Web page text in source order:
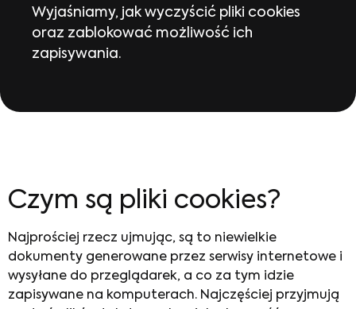
Wyjaśniamy, jak wyczyścić pliki cookies
oraz zablokować możliwość ich
zapisywania.
Czym są pliki cookies?
Najprościej rzecz ujmując, są to niewielkie
dokumenty generowane przez serwisy internetowe i
wysyłane do przeglądarek, a co za tym idzie
zapisywane na komputerach. Najczęściej przyjmują